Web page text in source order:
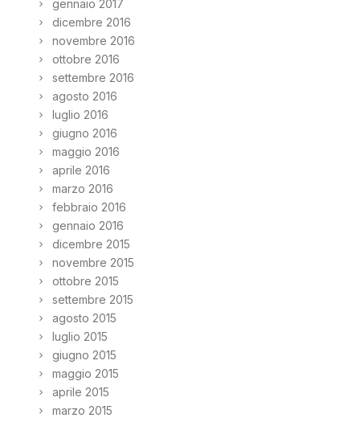
gennaio 2017
dicembre 2016
novembre 2016
ottobre 2016
settembre 2016
agosto 2016
luglio 2016
giugno 2016
maggio 2016
aprile 2016
marzo 2016
febbraio 2016
gennaio 2016
dicembre 2015
novembre 2015
ottobre 2015
settembre 2015
agosto 2015
luglio 2015
giugno 2015
maggio 2015
aprile 2015
marzo 2015